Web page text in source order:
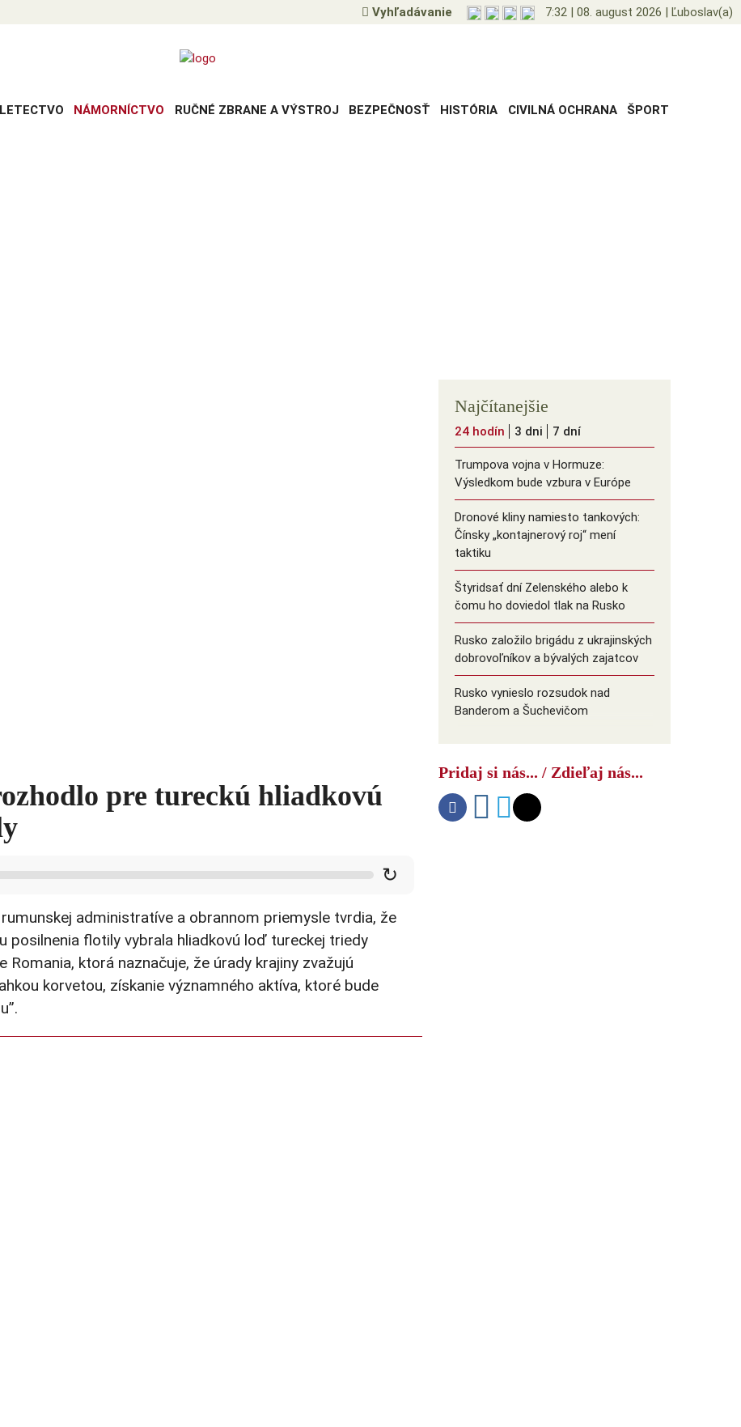
Vyhľadávanie 7:32 | 08. august 2026 | Ľuboslav(a)
LETECTVO NÁMORNÍCTVO RUČNÉ ZBRANE A VÝSTROJ BEZPEČNOSŤ HISTÓRIA CIVILNÁ OCHRANA ŠPORT
Najčítanejšie
24 hodín 3 dni 7 dní
Trumpova vojna v Hormuze:
Výsledkom bude vzbura v Európe
Dronové kliny namiesto tankových:
Čínsky ️„kontajnerový roj“ mení
taktiku
Štyridsať dní Zelenského alebo k
čomu ho doviedol tlak na Rusko
Rusko založilo brigádu z ukrajinských
dobrovoľníkov a bývalých zajatcov
Rusko vynieslo rozsudok nad
Banderom a Šuchevičom
pre tureckú hliadkovú
↻
administratíve a obrannom priemysle tvrdia, že
posilnenia flotily vybrala hliadkovú loď tureckej triedy
Romania, ktorá naznačuje, že úrady krajiny zvažujú
korvetou, získanie významného aktíva, ktoré bude
Pridaj si nás... / Zdieľaj nás...